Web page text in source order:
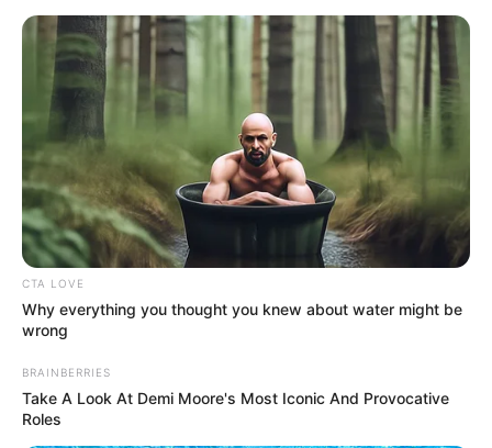
CTA LOVE
Why everything you thought you knew about water might be
wrong
BRAINBERRIES
Take A Look At Demi Moore's Most Iconic And Provocative
Roles